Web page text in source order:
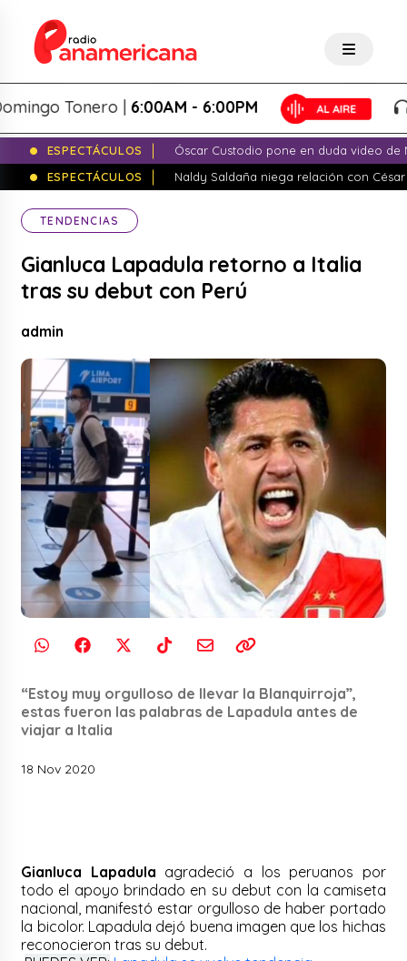
Tonero |6:00AM - 6:00PM
ESPECTÁCULOS
Óscar Custodio pone en duda video de
ESPECTÁCULOS
Naldy Saldaña niega relación con
TENDENCIAS
Gianluca Lapadula retorno a Italia
tras su debut con Perú
admin
“Estoy muy orgulloso de llevar la Blanquirroja”,
estas fueron las palabras de Lapadula antes de
viajar a Italia
18 Nov 2020
Gianluca Lapadula agradeció a los peruanos por
todo el apoyo brindado en su debut con la camiseta
nacional, manifestó estar orgulloso de haber portado
la bicolor. Lapadula dejó buena imagen que los hichas
reconocieron tras su debut.